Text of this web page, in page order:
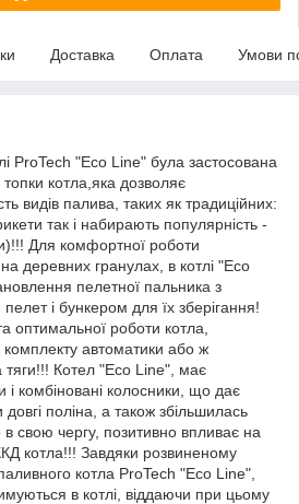
Доставка Оплата Умови
ProTech "Eco Line" була застосована
топки котла,яка дозволяє
видів палива, таких як традиційних:
так і набирають популярність -
Для комфортної роботи
деревних гранулах, в котлі "Eco
пелетної пальника з
і бункером для їх зберігання!
оптимальної роботи котла,
автоматики або ж
тяги!!! Котел "Eco Line", має
і комбіновані колосники, що дає
поліна, а також збільшилась
свою чергу, позитивно впливає на
котла!!! Завдяки розвиненому
котла ProTech "Eco Line",
в котлі, віддаючи при цьому